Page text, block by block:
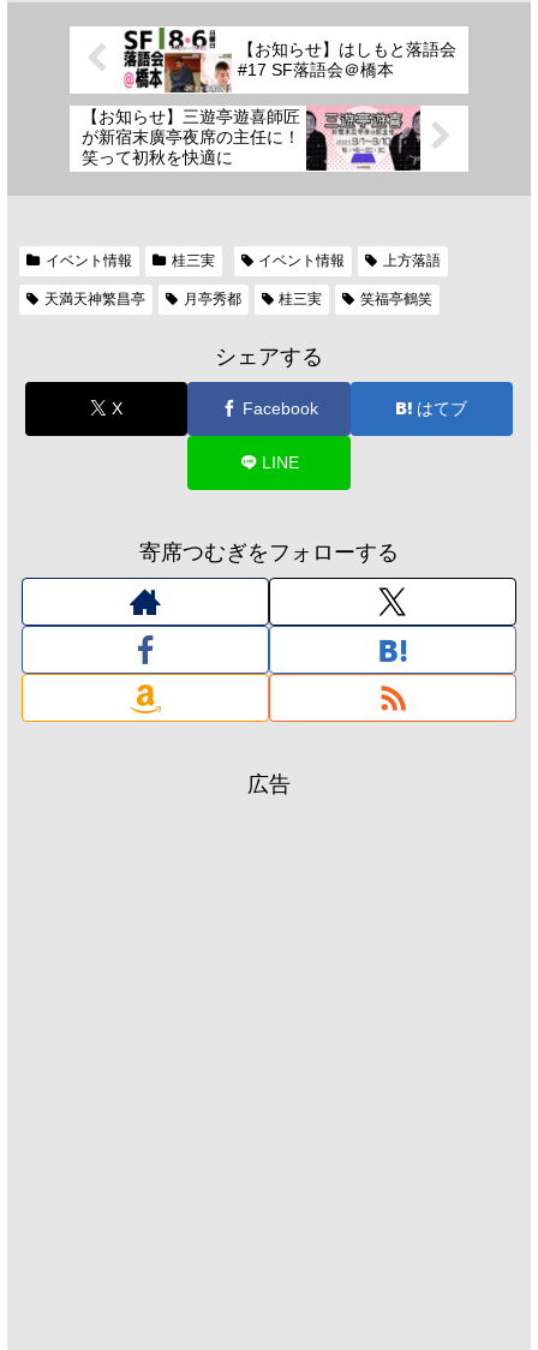
【お知らせ】はしもと落語会
#17 SF落語会＠橋本
【お知らせ】三遊亭遊喜師匠
が新宿末廣亭夜席の主任に！
笑って初秋を快適に
イベント情報 桂三実 イベント情報 上方落語
天満天神繁昌亭 月亭秀都 桂三実 笑福亭鶴笑
シェアする
X Facebook はてブ
LINE
寄席つむぎをフォローする
広告